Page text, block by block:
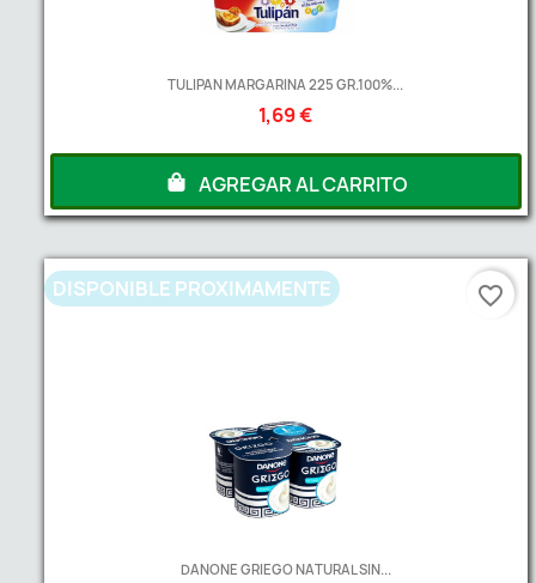
TULIPAN MARGARINA 225 GR.100%...
1,69 €
AGREGAR AL CARRITO
DANONE GRIEGO NATURAL SIN...
DISPONIBLE PROXIMAMENTE favorite_border